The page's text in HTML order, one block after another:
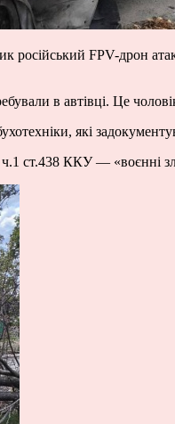
російський FPV-дрон
в автівці. Це
які
ч.1 ст.438 ККУ — «воєнні